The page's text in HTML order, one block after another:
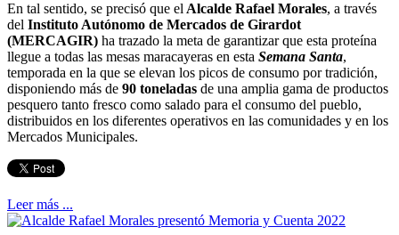
En tal sentido, se precisó que el Alcalde Rafael Morales, a través
del Instituto Autónomo de Mercados de Girardot
(MERCAGIR) ha trazado la meta de garantizar que esta proteína
llegue a todas las mesas maracayeras en esta Semana Santa,
temporada en la que se elevan los picos de consumo por tradición,
disponiendo más de 90 toneladas de una amplia gama de productos
pesquero tanto fresco como salado para el consumo del pueblo,
distribuidos en los diferentes operativos en las comunidades y en los
Mercados Municipales.
Leer más ...